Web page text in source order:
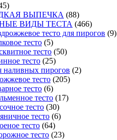
ВЫПЕЧКА (88)
ВИДЫ ТЕСТА (466)
тесто для пирогов (9)
тесто (5)
тесто (50)
тесто (25)
наливных пирогов (2)
тесто (205)
тесто (6)
тесто (17)
тесто (30)
тесто (6)
тесто (64)
тесто (23)